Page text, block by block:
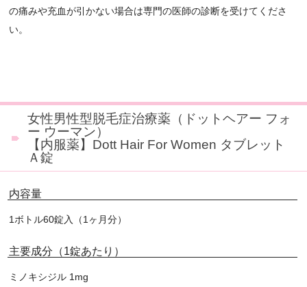
の痛みや充血が引かない場合は専門の医師の診断を受けてくださ
い。
女性男性型脱毛症治療薬（ドットヘアー フォ
ー ウーマン）
【内服薬】Dott Hair For Women タブレット
Ａ錠
内容量
1ボトル60錠入（1ヶ月分）
主要成分（1錠あたり）
ミノキシジル 1mg